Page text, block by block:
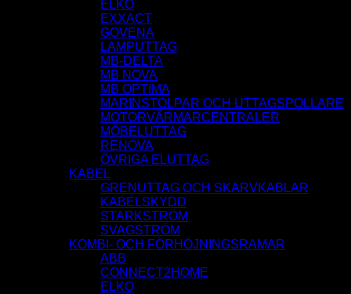
ELKO
EXXACT
GOVENA
LAMPUTTAG
MB-DELTA
MB NOVA
MB OPTIMA
MARINSTOLPAR OCH UTTAGSPOLLARE
MOTORVÄRMARCENTRALER
MÖBELUTTAG
RENOVA
ÖVRIGA ELUTTAG
KABEL
GRENUTTAG OCH SKARVKABLAR
KABELSKYDD
STARKSTRÖM
SVAGSTRÖM
KOMBI- OCH FÖRHÖJNINGSRAMAR
ABB
CONNECT2HOME
ELKO